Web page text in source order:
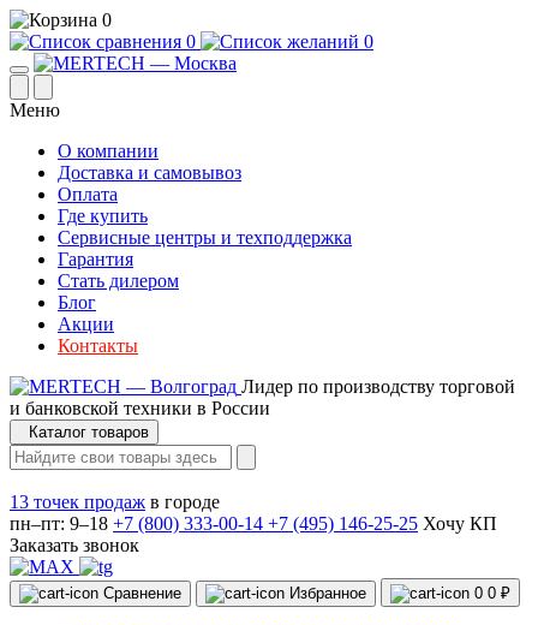
0
0
0
Меню
О компании
Доставка и самовывоз
Оплата
Где купить
Сервисные центры и техподдержка
Гарантия
Стать дилером
Блог
Акции
Контакты
Лидер по производству торговой
и банковской техники в России
Каталог товаров
13 точек продаж в городе
пн–пт: 9–18 +7 (800) 333-00-14 +7 (495) 146-25-25 Хочу КП
Заказать звонок
Сравнение Избранное 0 0 ₽